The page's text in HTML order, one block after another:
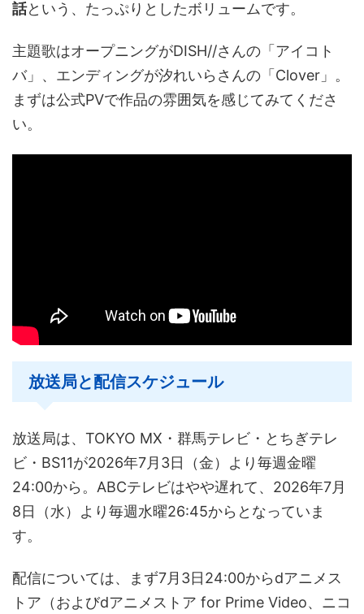
話という、たっぷりとしたボリュームです。
主題歌はオープニングがDISH//さんの「アイコト
バ」、エンディングが汐れいらさんの「Clover」。
まずは公式PVで作品の雰囲気を感じてみてくださ
い。
放送局と配信スケジュール
放送局は、TOKYO MX・群馬テレビ・とちぎテレ
ビ・BS11が2026年7月3日（金）より毎週金曜
24:00から。ABCテレビはやや遅れて、2026年7月
8日（水）より毎週水曜26:45からとなっていま
す。
配信については、まず7月3日24:00からdアニメス
トア（およびdアニメストア for Prime Video、ニコ